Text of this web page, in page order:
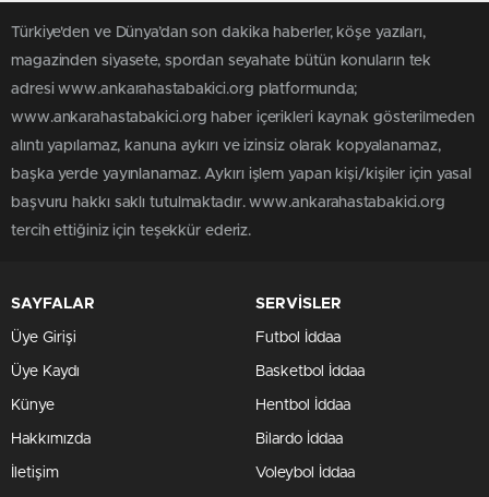
Türkiye'den ve Dünya’dan son dakika haberler, köşe yazıları,
magazinden siyasete, spordan seyahate bütün konuların tek
adresi www.ankarahastabakici.org platformunda;
www.ankarahastabakici.org haber içerikleri kaynak gösterilmeden
alıntı yapılamaz, kanuna aykırı ve izinsiz olarak kopyalanamaz,
başka yerde yayınlanamaz. Aykırı işlem yapan kişi/kişiler için yasal
başvuru hakkı saklı tutulmaktadır. www.ankarahastabakici.org
tercih ettiğiniz için teşekkür ederiz.
SAYFALAR
Üye Girişi
Üye Kaydı
Künye
Hakkımızda
İletişim
SERVİSLER
Futbol İddaa
Basketbol İddaa
Hentbol İddaa
Bilardo İddaa
Voleybol İddaa